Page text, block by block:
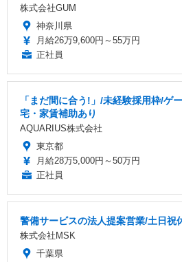
株式会社GUM
神奈川県
月給26万9,600円～55万円
正社員
「まだ間に合う!」/未経験採用枠/ゲ
宅・家賃補助あり
AQUARIUS株式会社
東京都
月給28万5,000円～50万円
正社員
警備サービスの法人提案営業/土日祝
株式会社MSK
千葉県